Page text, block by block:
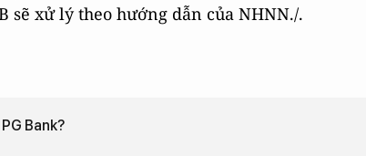
sẽ xử lý theo hướng dẫn của NHNN./.
Bank?